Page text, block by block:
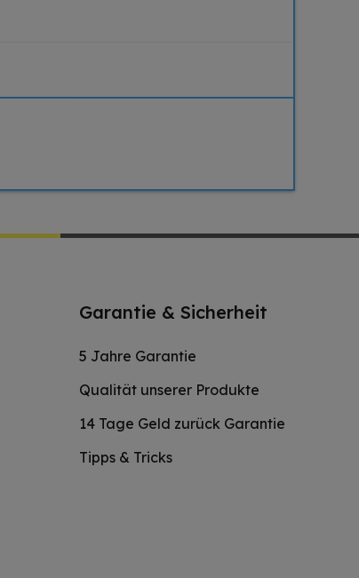
Garantie & Sicherheit
5 Jahre Garantie
Qualität unserer Produkte
14 Tage Geld zurück Garantie
Tipps & Tricks